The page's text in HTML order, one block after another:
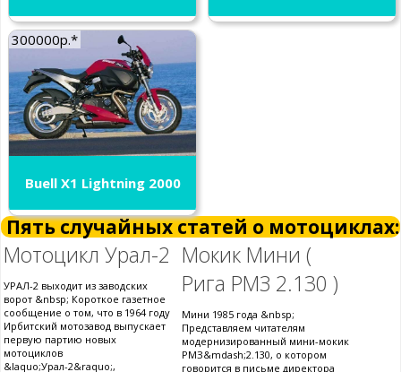
300000р.*
Buell X1 Lightning 2000
Пять случайных статей о мотоциклах:
Мотоцикл Урал-2
УРАЛ-2 выходит из заводских
ворот &nbsp; Короткое газетное
сообщение о том, что в 1964 году
Ирбитский мотозавод выпускает
первую партию новых
мотоциклов
&laquo;Урал-2&raquo;,
Мокик Мини (
Рига РМЗ 2.130 )
Мини 1985 года &nbsp;
Представляем читателям
модернизированный мини-мокик
РМЗ&mdash;2.130, о котором
говорится в письме директора